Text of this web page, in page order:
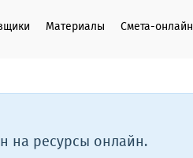
Материалы Смета-онлайн
на ресурсы онлайн.